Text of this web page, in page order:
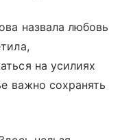
назвала любовь
на усилиях
важно сохранять